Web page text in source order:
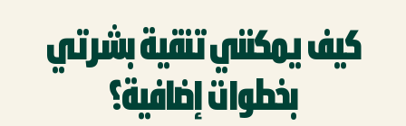
كيف يمكنني تنقية بشرتي
بخطوات إضافية؟